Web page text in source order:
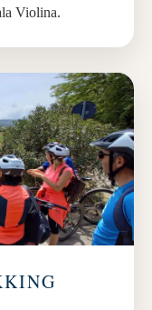
Violina.